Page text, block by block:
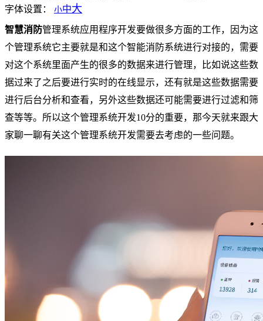
字体设置： 小中大
智慧消防管理系统应用程序开发要做很多方面的工作，因为这
个管理系统它主要就是和这个智能消防系统进行对接的，需要
对这个系统里面产生的很多的数据来进行管理，比如说这些数
据过来了之后要进行实时的在线显示，还有就是这些数据需要
进行后台分析和查看，另外这些数据还可能需要进行过滤和筛
查等等。所以这个管理系统开发10分的重要，那今天就来跟大
家聊一聊有关这个管理系统开发需要去考虑的一些问题。